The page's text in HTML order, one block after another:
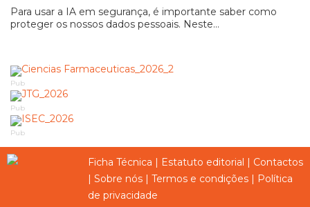
Para usar a IA em segurança, é importante saber como
proteger os nossos dados pessoais. Neste...
Pub
Pub
Pub
Ficha Técnica | Estatuto editorial | Contactos
| Sobre nós | Termos e condições | Política
de privacidade